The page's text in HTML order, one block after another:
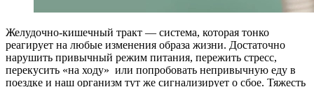
Желудочно-кишечный тракт — система, которая тонко
реагирует на любые изменения образа жизни. Достаточно
нарушить привычный режим питания, пережить стресс,
перекусить «на ходу» или попробовать непривычную еду в
поездке и наш организм тут же сигнализирует о сбое. Тяжесть